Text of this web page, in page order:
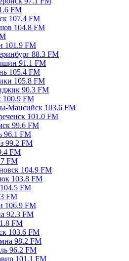
FM
107.4 FM
104.8 FM
101.9 FM
88.3 FM
91.1 FM
105.4 FM
105.8 FM
90.3 FM
100.9 FM
Мансийск 103.6 FM
101.0 FM
99.6 FM
96.1 FM
99.2 FM
FM
FM
104.9 FM
103.8 FM
FM
FM
106.9 FM
92.3 FM
FM
103.6 FM
98.2 FM
96.2 FM
101.1 FM